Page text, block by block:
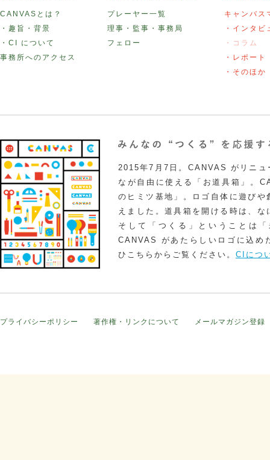
CANVASとは？
・趣旨・背景
・CI について
事務所へのアクセス
プレーヤー一覧
理事・監事・事務局
フェロー
キャンバス
・インタビ
・コラム
・レポート
・そのほか
2015年7月7日。CANVAS がリニュ
なが自由に使える「お道具箱」。
のヒミツ基地」。ロゴ自体に遊び
えました。道具箱を開ける時は、
そして「つくる」ということは
CANVAS があたらしいロゴに込め
ひこちらからご覧ください。 CIにつ
プライバシーポリシー 著作権・リンクについて メールマガジン登録